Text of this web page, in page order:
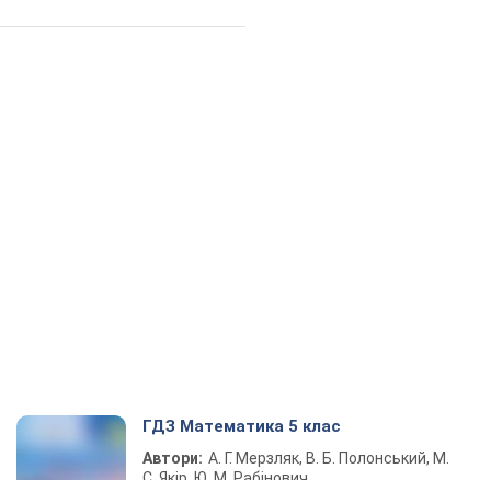
ГДЗ Математика 5 клас
Автори: А. Г. Мерзляк, В. Б. Полонський, М.